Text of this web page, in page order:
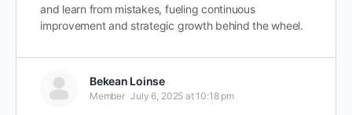
and learn from mistakes, fueling continuous
improvement and strategic growth behind the wheel.
Bekean Loinse
Member July 6, 2025 at 10:18 pm